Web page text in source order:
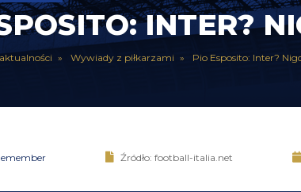
INTER?
aktualności Wywiady z piłkarzami Pio Esposito: Inter?
Źródło: football-italia.net